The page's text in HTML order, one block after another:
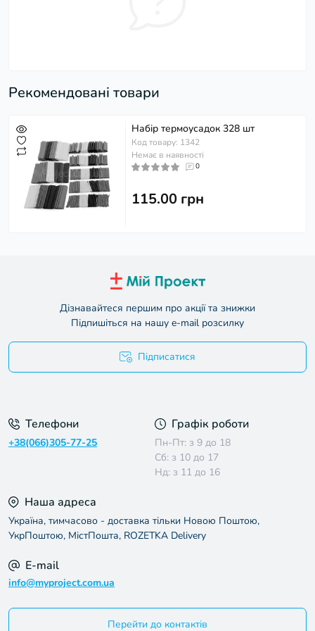
Рекомендовані товари
Набір термоусадок 328 шт
Код товару: 1342
Немає в наявності
0
115.00 грн
Дізнавайтеся першим про акції та знижки
Підпишіться на нашу e-mail розсилку
Підписатися
Телефони
+38(066)305-77-25
Графік роботи
Пн-Пт: з 9 до 18
Сб: з 10 до 17
Нд: з 11 до 16
Наша адреса
Україна, тимчасово - доставка тільки Новою Поштою,
УкрПоштою, МістПошта, ROZETKA Delivery
E-mail
info@myproject.com.ua
Перейти до контактів